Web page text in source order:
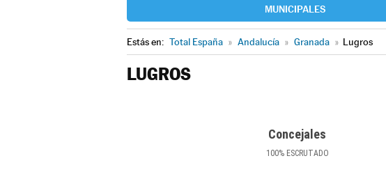
MUNICIPALES
Estás en: Total España » Andalucía » Granada » Lugros
LUGROS
Concejales
100%ESCRUTADO